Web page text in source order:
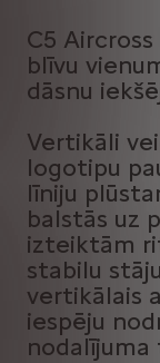
C5
blīvu
dāsnu
Vertikāli
logotipu
līniju
balstās uz
izteiktām
stabilu
vertikālais
iespēju
nodalījuma